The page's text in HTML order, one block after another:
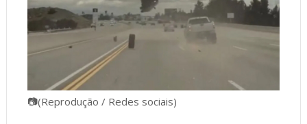
📷(Reprodução / Redes sociais)